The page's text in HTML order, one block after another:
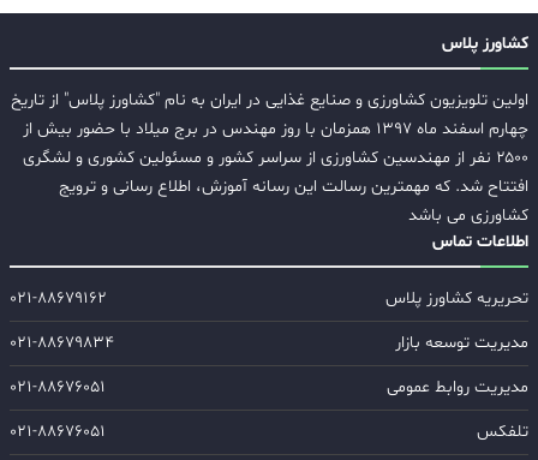
کشاورز پلاس
اولین تلویزیون کشاورزی و صنایع غذایی در ایران به نام "کشاورز پلاس" از تاریخ
چهارم اسفند ماه ۱۳۹۷ همزمان با روز مهندس در برج میلاد با حضور بیش از
۲۵۰۰ نفر از مهندسین کشاورزی از سراسر کشور و مسئولین کشوری و لشگری
افتتاح شد. که مهمترین رسالت این رسانه آموزش، اطلاع رسانی و ترویج
کشاورزی می باشد
اطلاعات تماس
تحریریه کشاورز پلاس
۰۲۱-۸۸۶۷۹۱۶۲
مدیریت توسعه بازار
۰۲۱-۸۸۶۷۹۸۳۴
مدیریت روابط عمومی
۰۲۱-۸۸۶۷۶۰۵۱
تلفکس
۰۲۱-۸۸۶۷۶۰۵۱